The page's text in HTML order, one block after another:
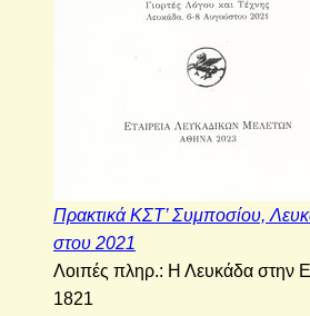
Πρα­κτι­κά ΚΣΤ’ Συ­μπο­σί­ου,
στου 2021
Λοι­πές πληρ.: Η Λευ­κά­δα στην
1821